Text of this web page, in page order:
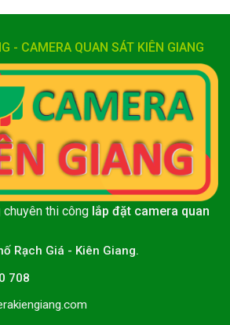
- CAMERA QUAN SÁT KIÊN GIANG
chuyên thi công lắp đặt camera quan
Rạch Giá - Kiên Giang.
708